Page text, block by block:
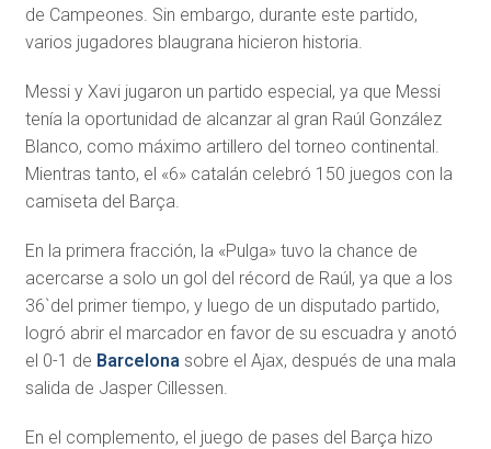
de Campeones. Sin embargo, durante este partido,
varios jugadores blaugrana hicieron historia.
Messi y Xavi jugaron un partido especial, ya que Messi
tenía la oportunidad de alcanzar al gran Raúl González
Blanco, como máximo artillero del torneo continental.
Mientras tanto, el «6» catalán celebró 150 juegos con la
camiseta del Barça.
En la primera fracción, la «Pulga» tuvo la chance de
acercarse a solo un gol del récord de Raúl, ya que a los
36`del primer tiempo, y luego de un disputado partido,
logró abrir el marcador en favor de su escuadra y anotó
el 0-1 de Barcelona sobre el Ajax, después de una mala
salida de Jasper Cillessen.
En el complemento, el juego de pases del Barça hizo